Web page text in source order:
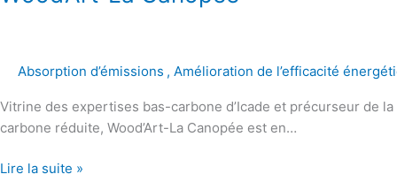
Absorption d’émissions , Amélioration de l’efficacité
Vitrine des expertises bas-carbone d’Icade et précurseur de
carbone réduite, Wood’Art-La Canopée est en…
Lire la suite »